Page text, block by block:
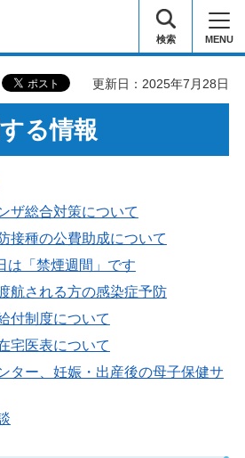
検索 MENU
更新日：2025年7月28日
る情報
ザ総合対策について
接種の公費助成について
は「禁煙週間」です
航される方の感染症予防
付制度について
宅医表について
ター、妊娠・出産後の母子保健サ